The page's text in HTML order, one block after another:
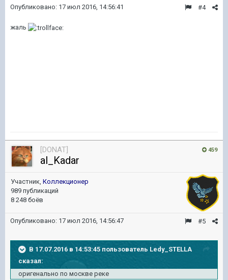
#4
Опубликовано: 17 июл 2016, 14:56:41
жаль
459
[DONAT]
al_Kadar
Участник, Коллекционер
989 публикаций
8 248 боёв
#5
Опубликовано: 17 июл 2016, 14:56:47
В 17.07.2016 в 14:53:45 пользователь Ledy_STELLA
сказал:
оригенально по москве реке